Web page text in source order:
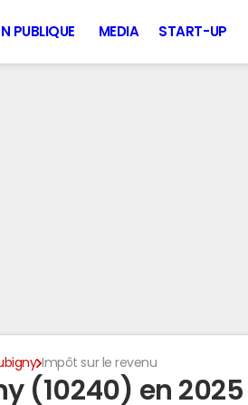
PUBLIQUE MEDIA START-UP
Impôt sur le revenu
(10240) en 2025